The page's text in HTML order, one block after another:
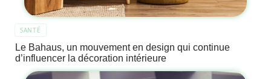
SANTÉ
Le Bahaus, un mouvement en design qui continue
d’influencer la décoration intérieure